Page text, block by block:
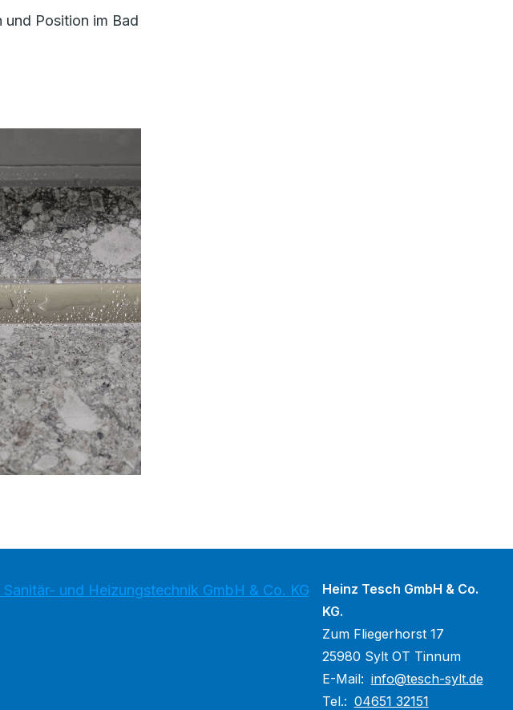
und Position im Bad
und Heizungstechnik GmbH & Co. KG
Heinz Tesch GmbH & Co.
KG.
Zum Fliegerhorst 17
25980 Sylt OT Tinnum
E-Mail: info@tesch-sylt.de
Tel.: 04651 32151